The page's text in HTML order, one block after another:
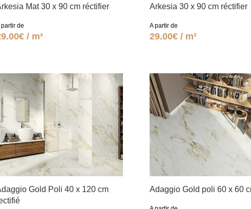
Mat 30 x 90 cm réctifier
partir de
/ m²
Arkesia 30 x 90 cm réctifier
A partir de
29.00€ / m²
Gold Poli 40 x 120 cm
Adaggio Gold poli 60 x 60